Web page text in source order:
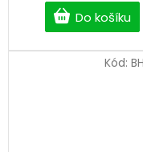
Do košíku
Kód: